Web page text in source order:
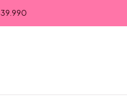
SPORTY